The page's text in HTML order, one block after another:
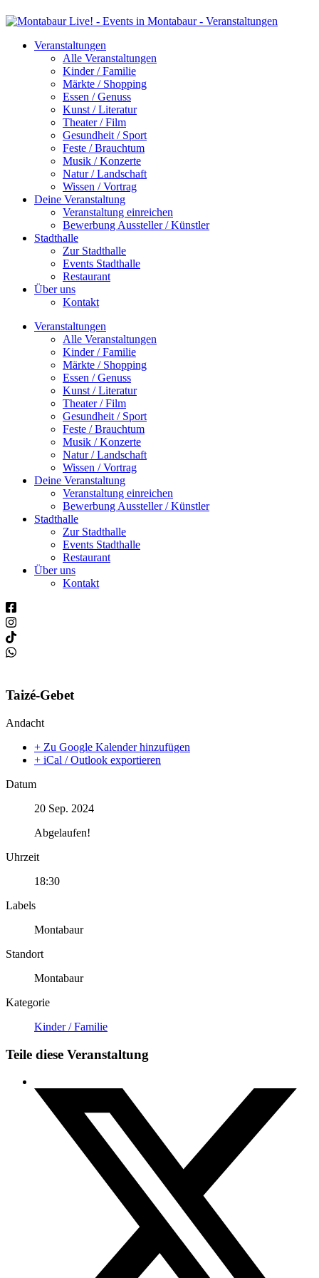
Veranstaltungen
Alle Veranstaltungen
Kinder / Familie
Märkte / Shopping
Essen / Genuss
Kunst / Literatur
Theater / Film
Gesundheit / Sport
Feste / Brauchtum
Musik / Konzerte
Natur / Landschaft
Wissen / Vortrag
Deine Veranstaltung
Veranstaltung einreichen
Bewerbung Aussteller / Künstler
Stadthalle
Zur Stadthalle
Events Stadthalle
Restaurant
Über uns
Kontakt
Veranstaltungen
Alle Veranstaltungen
Kinder / Familie
Märkte / Shopping
Essen / Genuss
Kunst / Literatur
Theater / Film
Gesundheit / Sport
Feste / Brauchtum
Musik / Konzerte
Natur / Landschaft
Wissen / Vortrag
Deine Veranstaltung
Veranstaltung einreichen
Bewerbung Aussteller / Künstler
Stadthalle
Zur Stadthalle
Events Stadthalle
Restaurant
Über uns
Kontakt
Taizé-Gebet
Andacht
+ Zu Google Kalender hinzufügen
+ iCal / Outlook exportieren
Datum
20 Sep. 2024
Abgelaufen!
Uhrzeit
18:30
Labels
Montabaur
Standort
Montabaur
Kategorie
Kinder / Familie
Teile diese Veranstaltung